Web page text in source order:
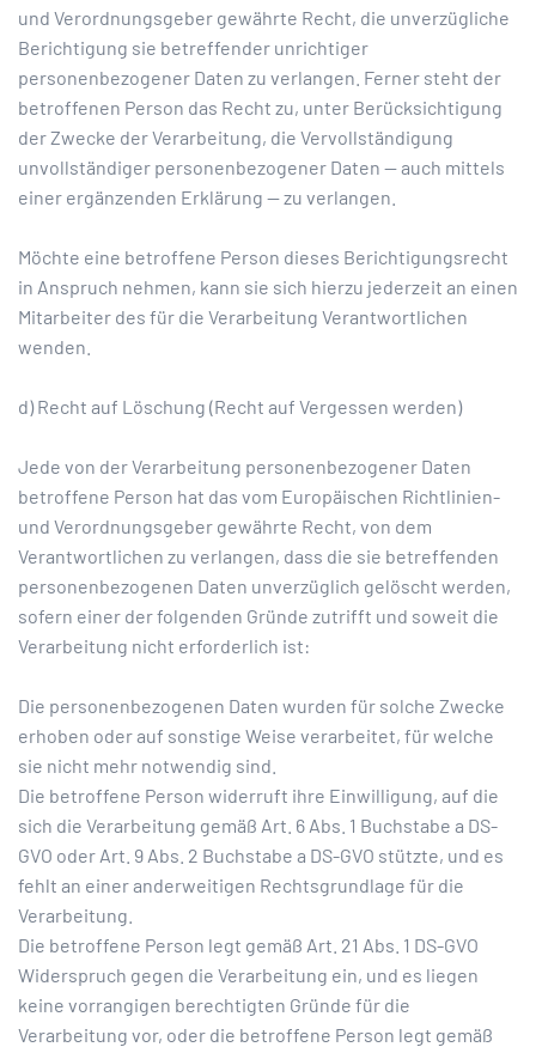
und Verordnungsgeber gewährte Recht, die unverzügliche
Berichtigung sie betreffender unrichtiger
personenbezogener Daten zu verlangen. Ferner steht der
betroffenen Person das Recht zu, unter Berücksichtigung
der Zwecke der Verarbeitung, die Vervollständigung
unvollständiger personenbezogener Daten — auch mittels
einer ergänzenden Erklärung — zu verlangen.
Möchte eine betroffene Person dieses Berichtigungsrecht
in Anspruch nehmen, kann sie sich hierzu jederzeit an einen
Mitarbeiter des für die Verarbeitung Verantwortlichen
wenden.
d) Recht auf Löschung (Recht auf Vergessen werden)
Jede von der Verarbeitung personenbezogener Daten
betroffene Person hat das vom Europäischen Richtlinien-
und Verordnungsgeber gewährte Recht, von dem
Verantwortlichen zu verlangen, dass die sie betreffenden
personenbezogenen Daten unverzüglich gelöscht werden,
sofern einer der folgenden Gründe zutrifft und soweit die
Verarbeitung nicht erforderlich ist:
Die personenbezogenen Daten wurden für solche Zwecke
erhoben oder auf sonstige Weise verarbeitet, für welche
sie nicht mehr notwendig sind.
Die betroffene Person widerruft ihre Einwilligung, auf die
sich die Verarbeitung gemäß Art. 6 Abs. 1 Buchstabe a DS-
GVO oder Art. 9 Abs. 2 Buchstabe a DS-GVO stützte, und es
fehlt an einer anderweitigen Rechtsgrundlage für die
Verarbeitung.
Die betroffene Person legt gemäß Art. 21 Abs. 1 DS-GVO
Widerspruch gegen die Verarbeitung ein, und es liegen
keine vorrangigen berechtigten Gründe für die
Verarbeitung vor, oder die betroffene Person legt gemäß